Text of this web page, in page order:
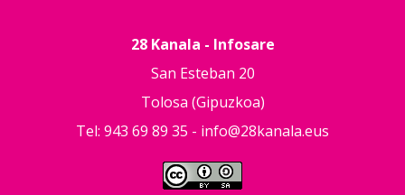
28 Kanala - Infosare
San Esteban 20
Tolosa (Gipuzkoa)
Tel: 943 69 89 35 - info@28kanala.eus